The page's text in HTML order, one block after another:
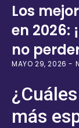
Los
en 2026:
no
MAYO 29, 2026
más